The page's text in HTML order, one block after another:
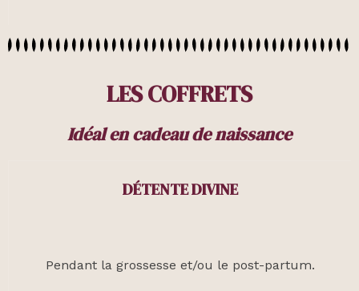
LES COFFRETS
Idéal en cadeau de naissance
DÉTENTE DIVINE
Pendant la grossesse et/ou le post-partum.